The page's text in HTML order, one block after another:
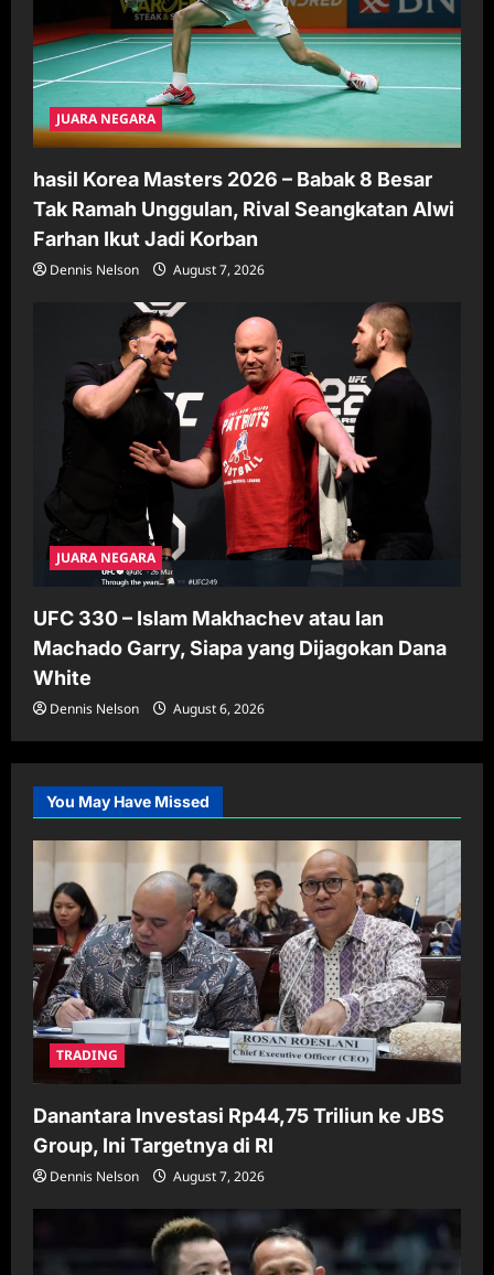
JUARA NEGARA
hasil Korea Masters 2026 – Babak 8 Besar
Tak Ramah Unggulan, Rival Seangkatan Alwi
Farhan Ikut Jadi Korban
Dennis Nelson August 7, 2026
JUARA NEGARA
UFC 330 – Islam Makhachev atau Ian
Machado Garry, Siapa yang Dijagokan Dana
White
Dennis Nelson August 6, 2026
You May Have Missed
TRADING
Danantara Investasi Rp44,75 Triliun ke JBS
Group, Ini Targetnya di RI
Dennis Nelson August 7, 2026